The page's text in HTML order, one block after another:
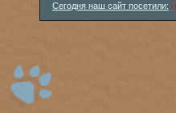
Сегодня наш сайт посетили: